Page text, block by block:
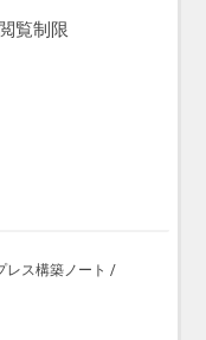
覧制限
レス構築ノート /